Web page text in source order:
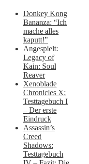
Donkey Kong
Bananza: “Ich
mache alles
kaputt!”
Angespielt:
Legacy of
Kain: Soul
Reaver
Xenoblade
Chronicles X:
Testtagebuch I
– Der erste
Eindruck
Assassin’s
Creed
Shadows:
Testtagebuch